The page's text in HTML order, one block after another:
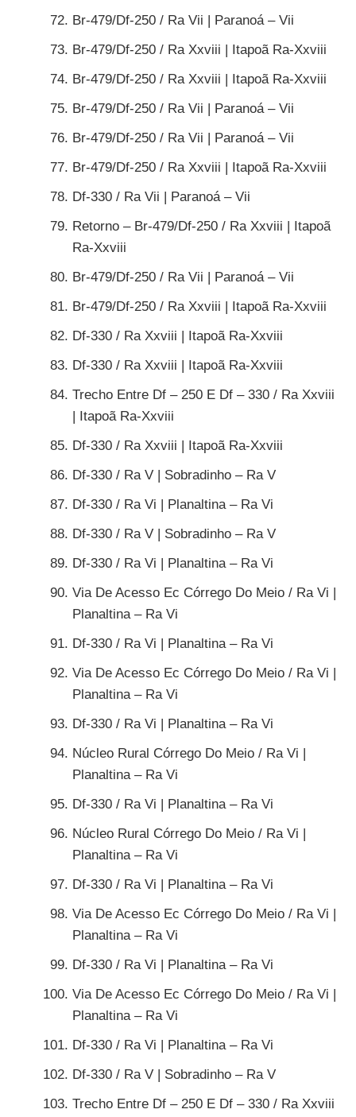
Br-479/Df-250 / Ra Vii | Paranoá – Vii
Br-479/Df-250 / Ra Xxviii | Itapoã Ra-Xxviii
Br-479/Df-250 / Ra Xxviii | Itapoã Ra-Xxviii
Br-479/Df-250 / Ra Vii | Paranoá – Vii
Br-479/Df-250 / Ra Vii | Paranoá – Vii
Br-479/Df-250 / Ra Xxviii | Itapoã Ra-Xxviii
Df-330 / Ra Vii | Paranoá – Vii
Retorno – Br-479/Df-250 / Ra Xxviii | Itapoã
Ra-Xxviii
Br-479/Df-250 / Ra Vii | Paranoá – Vii
Br-479/Df-250 / Ra Xxviii | Itapoã Ra-Xxviii
Df-330 / Ra Xxviii | Itapoã Ra-Xxviii
Df-330 / Ra Xxviii | Itapoã Ra-Xxviii
Trecho Entre Df – 250 E Df – 330 / Ra Xxviii
| Itapoã Ra-Xxviii
Df-330 / Ra Xxviii | Itapoã Ra-Xxviii
Df-330 / Ra V | Sobradinho – Ra V
Df-330 / Ra Vi | Planaltina – Ra Vi
Df-330 / Ra V | Sobradinho – Ra V
Df-330 / Ra Vi | Planaltina – Ra Vi
Via De Acesso Ec Córrego Do Meio / Ra Vi |
Planaltina – Ra Vi
Df-330 / Ra Vi | Planaltina – Ra Vi
Via De Acesso Ec Córrego Do Meio / Ra Vi |
Planaltina – Ra Vi
Df-330 / Ra Vi | Planaltina – Ra Vi
Núcleo Rural Córrego Do Meio / Ra Vi |
Planaltina – Ra Vi
Df-330 / Ra Vi | Planaltina – Ra Vi
Núcleo Rural Córrego Do Meio / Ra Vi |
Planaltina – Ra Vi
Df-330 / Ra Vi | Planaltina – Ra Vi
Via De Acesso Ec Córrego Do Meio / Ra Vi |
Planaltina – Ra Vi
Df-330 / Ra Vi | Planaltina – Ra Vi
Via De Acesso Ec Córrego Do Meio / Ra Vi |
Planaltina – Ra Vi
Df-330 / Ra Vi | Planaltina – Ra Vi
Df-330 / Ra V | Sobradinho – Ra V
Trecho Entre Df – 250 E Df – 330 / Ra Xxviii